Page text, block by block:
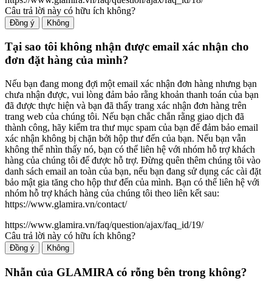
Câu trả lời này có hữu ích không?
Đồng ý Không
Tại sao tôi không nhận được email xác nhận cho
đơn đặt hàng của mình?
Nếu bạn đang mong đợi một email xác nhận đơn hàng nhưng bạn
chưa nhận được, vui lòng đảm bảo rằng khoản thanh toán của bạn
đã được thực hiện và bạn đã thấy trang xác nhận đơn hàng trên
trang web của chúng tôi. Nếu bạn chắc chắn rằng giao dịch đã
thành công, hãy kiểm tra thư mục spam của bạn để đảm bảo email
xác nhận không bị chặn bởi hộp thư đến của bạn. Nếu bạn vẫn
không thể nhìn thấy nó, bạn có thể liên hệ với nhóm hỗ trợ khách
hàng của chúng tôi để được hỗ trợ. Đừng quên thêm chúng tôi vào
danh sách email an toàn của bạn, nếu bạn đang sử dụng các cài đặt
bảo mật gia tăng cho hộp thư đến của mình. Bạn có thể liên hệ với
nhóm hỗ trợ khách hàng của chúng tôi theo liên kết sau:
https://www.glamira.vn/contact/
https://www.glamira.vn/faq/question/ajax/faq_id/19/
Câu trả lời này có hữu ích không?
Đồng ý Không
Nhẫn của GLAMIRA có rỗng bên trong không?